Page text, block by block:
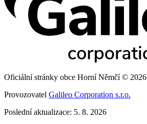
Oficiální stránky obce Horní Němčí © 2026
Provozovatel Galileo Corporation s.r.o.
Poslední aktualizace: 5. 8. 2026